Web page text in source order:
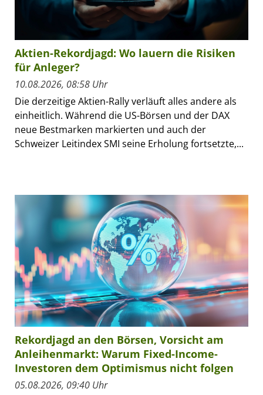
Aktien-Rekordjagd: Wo lauern die Risiken
für Anleger?
10.08.2026, 08:58 Uhr
Die derzeitige Aktien-Rally verläuft alles andere als
einheitlich. Während die US-Börsen und der DAX
neue Bestmarken markierten und auch der
Schweizer Leitindex SMI seine Erholung fortsetzte,...
Rekordjagd an den Börsen, Vorsicht am
Anleihenmarkt: Warum Fixed-Income-
Investoren dem Optimismus nicht folgen
05.08.2026, 09:40 Uhr